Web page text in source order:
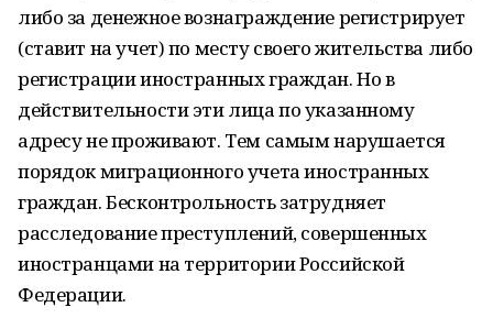
либо за денежное вознаграждение регистрирует
(ставит на учет) по месту своего жительства либо
регистрации иностранных граждан. Но в
действительности эти лица по указанному
адресу не проживают. Тем самым нарушается
порядок миграционного учета иностранных
граждан. Бесконтрольность затрудняет
расследование преступлений, совершенных
иностранцами на территории Российской
Федерации.